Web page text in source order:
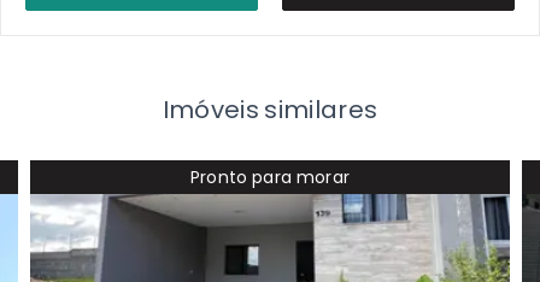
Imóveis similares
Pronto para morar